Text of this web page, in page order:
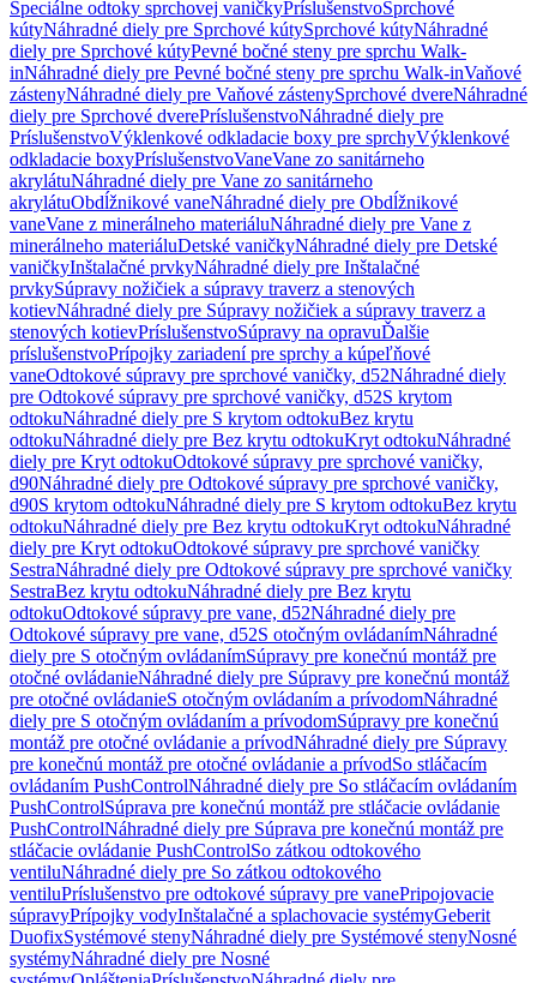
Špeciálne odtoky sprchovej vaničkyPríslušenstvoSprchové
kútyNáhradné diely pre Sprchové kútySprchové kútyNáhradné
diely pre Sprchové kútyPevné bočné steny pre sprchu Walk-
inNáhradné diely pre Pevné bočné steny pre sprchu Walk-inVaňové
zástenyNáhradné diely pre Vaňové zástenySprchové dvereNáhradné
diely pre Sprchové dverePríslušenstvoNáhradné diely pre
PríslušenstvoVýklenkové odkladacie boxy pre sprchyVýklenkové
odkladacie boxyPríslušenstvoVaneVane zo sanitárneho
akrylátuNáhradné diely pre Vane zo sanitárneho
akrylátuObdĺžnikové vaneNáhradné diely pre Obdĺžnikové
vaneVane z minerálneho materiáluNáhradné diely pre Vane z
minerálneho materiáluDetské vaničkyNáhradné diely pre Detské
vaničkyInštalačné prvkyNáhradné diely pre Inštalačné
prvkySúpravy nožičiek a súpravy traverz a stenových
kotievNáhradné diely pre Súpravy nožičiek a súpravy traverz a
stenových kotievPríslušenstvoSúpravy na opravuĎalšie
príslušenstvoPrípojky zariadení pre sprchy a kúpeľňové
vaneOdtokové súpravy pre sprchové vaničky, d52Náhradné diely
pre Odtokové súpravy pre sprchové vaničky, d52S krytom
odtokuNáhradné diely pre S krytom odtokuBez krytu
odtokuNáhradné diely pre Bez krytu odtokuKryt odtokuNáhradné
diely pre Kryt odtokuOdtokové súpravy pre sprchové vaničky,
d90Náhradné diely pre Odtokové súpravy pre sprchové vaničky,
d90S krytom odtokuNáhradné diely pre S krytom odtokuBez krytu
odtokuNáhradné diely pre Bez krytu odtokuKryt odtokuNáhradné
diely pre Kryt odtokuOdtokové súpravy pre sprchové vaničky
SestraNáhradné diely pre Odtokové súpravy pre sprchové vaničky
SestraBez krytu odtokuNáhradné diely pre Bez krytu
odtokuOdtokové súpravy pre vane, d52Náhradné diely pre
Odtokové súpravy pre vane, d52S otočným ovládanímNáhradné
diely pre S otočným ovládanímSúpravy pre konečnú montáž pre
otočné ovládanieNáhradné diely pre Súpravy pre konečnú montáž
pre otočné ovládanieS otočným ovládaním a prívodomNáhradné
diely pre S otočným ovládaním a prívodomSúpravy pre konečnú
montáž pre otočné ovládanie a prívodNáhradné diely pre Súpravy
pre konečnú montáž pre otočné ovládanie a prívodSo stláčacím
ovládaním PushControlNáhradné diely pre So stláčacím ovládaním
PushControlSúprava pre konečnú montáž pre stláčacie ovládanie
PushControlNáhradné diely pre Súprava pre konečnú montáž pre
stláčacie ovládanie PushControlSo zátkou odtokového
ventiluNáhradné diely pre So zátkou odtokového
ventiluPríslušenstvo pre odtokové súpravy pre vanePripojovacie
súpravyPrípojky vodyInštalačné a splachovacie systémyGeberit
DuofixSystémové stenyNáhradné diely pre Systémové stenyNosné
systémyNáhradné diely pre Nosné